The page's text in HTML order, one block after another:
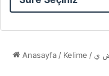
Sure
Ayet
Anasayfa / Kelime /